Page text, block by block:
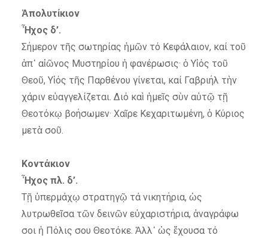
Ἀπολυτίκιον
Ἦχος δ’.
Σήμερον τῆς σωτηρίας ἡμῶν τό Κεφάλαιον, καί τοῦ
ἀπ᾽ αἰῶνος Μυστηρίου ἡ φανέρωσις· ὁ Υἱός τοῦ
Θεοῦ, Υἱός τῆς Παρθένου γίνεται, καί Γαβριήλ τὴν
χάριν εὐαγγελίζεται. Διό καὶ ἡμεῖς σὺν αὐτῷ τῇ
Θεοτόκῳ βοήσωμεν· Χαῖρε Κεχαριτωμένη, ὁ Κύριος
μετὰ σοῦ.
Κοντάκιον
Ἦχος πλ. δ’.
Τῇ ὑπερμάχῳ στρατηγῷ τά νικητήρια, ὡς
λυτρωθεῖσα τῶν δεινῶν εὐχαριστήρια, ἀναγράφω
σοι ἡ Πόλις σου Θεοτόκε. Ἀλλ᾽ ὡς ἔχουσα τό